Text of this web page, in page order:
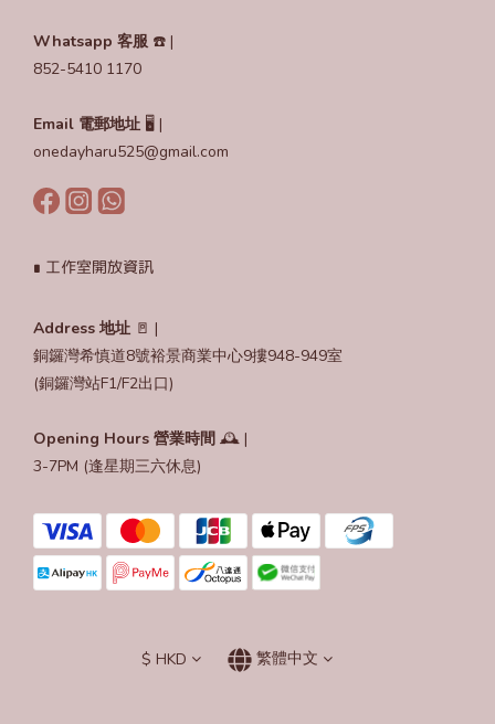
Whatsapp 客服 ☎️ |
852-5410 1170
Email 電郵地址 🖥️ |
onedayharu525@gmail.com
∎ 工作室開放資訊
Address 地址 🚪 |
銅鑼灣希慎道8號裕景商業中心9摟948-949室
(銅鑼灣站F1/F2出口)
Opening Hours 營業時間 🕰️ |
3-7PM (逢星期三六休息)
$ HKD 繁體中文